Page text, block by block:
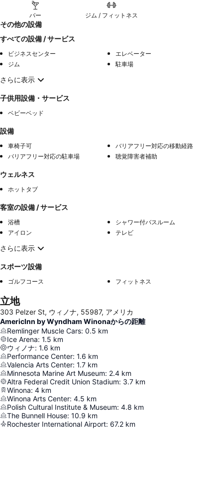
バー ジム / フィットネス
その他の設備
すべての設備 / サービス
ビジネスセンター
エレベーター
ジム
駐車場
さらに表示
子供用設備・サービス
ベビーベッド
設備
車椅子可
バリアフリー対応の移動経路
バリアフリー対応の駐車場
聴覚障害者補助
ウェルネス
ホットタブ
客室の設備 / サービス
浴槽
シャワー付バスルーム
アイロン
テレビ
さらに表示
スポーツ設備
ゴルフコース フィットネス
立地
303 Pelzer St, ウィノナ, 55987, アメリカ
AmericInn by Wyndham Winonaからの距離
Remlinger Muscle Cars: 0.5 km
Ice Arena: 1.5 km
ウィノナ: 1.6 km
Performance Center: 1.6 km
Valencia Arts Center: 1.7 km
Minnesota Marine Art Museum: 2.4 km
Altra Federal Credit Union Stadium: 3.7 km
Winona: 4 km
Winona Arts Center: 4.5 km
Polish Cultural Institute & Museum: 4.8 km
The Bunnell House: 10.9 km
Rochester International Airport: 67.2 km